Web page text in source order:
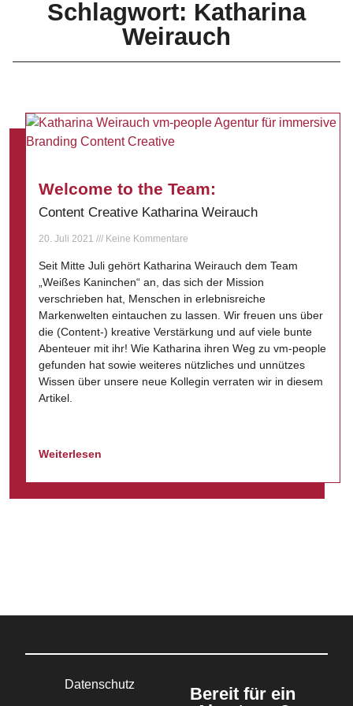
Schlagwort: Katharina
Weirauch
Welcome to the Team:
Content Creative Katharina Weirauch
20. Juli 2021 Keine Kommentare
Seit Mitte Juli gehört Katharina Weirauch dem Team
„Weißes Kaninchen“ an, das sich der Mission
verschrieben hat, Menschen in erlebnisreiche
Markenwelten eintauchen zu lassen. Wir freuen uns über
die (Content-) kreative Verstärkung und auf viele bunte
Abenteuer mit ihr! Wie Katharina ihren Weg zu vm-people
gefunden hat sowie weiteres nützliches und unnützes
Wissen über unsere neue Kollegin verraten wir in diesem
Artikel.
Weiterlesen
Datenschutz
Bereit für ein